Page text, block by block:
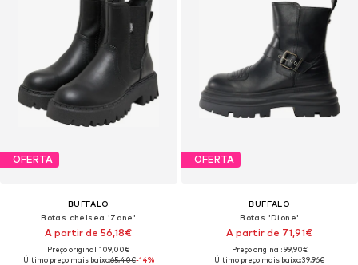
OFERTA
BUFFALO
Botas chelsea 'Zane'
A partir de 56,18€
Preço original: 109,00€
Último preço mais baixo:65,40€-14%
OFERTA
BUFFALO
Botas 'Dione'
A partir de 71,91€
Preço original: 99,90€
Último preço mais baixo:39,96€